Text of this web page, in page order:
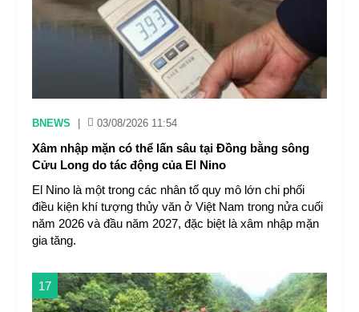
BNEWS 03/08/2026 11:54
Xâm nhập mặn có thể lấn sâu tại Đồng bằng sông
Cửu Long do tác động của El Nino
El Nino là một trong các nhân tố quy mô lớn chi phối
điều kiện khí tượng thủy văn ở Việt Nam trong nửa cuối
năm 2026 và đầu năm 2027, đặc biệt là xâm nhập mặn
gia tăng.
17